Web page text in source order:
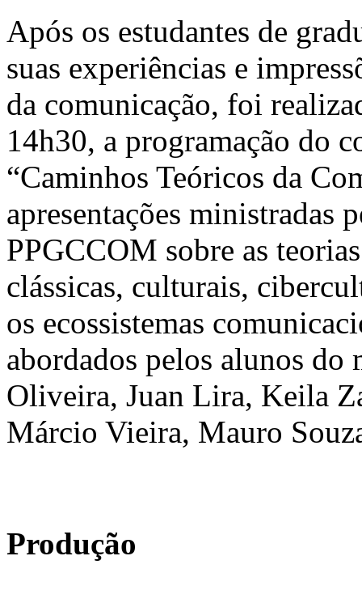
Após os estudantes de
suas experiências e
da comunicação, foi
14h30, a programação do
“Caminhos Teóricos da
apresentações ministradas
PPGCCOM sobre as
clássicas, culturais,
os ecossistemas
abordados pelos alunos
Oliveira, Juan Lira, Keila
Márcio Vieira, Mauro
Produção